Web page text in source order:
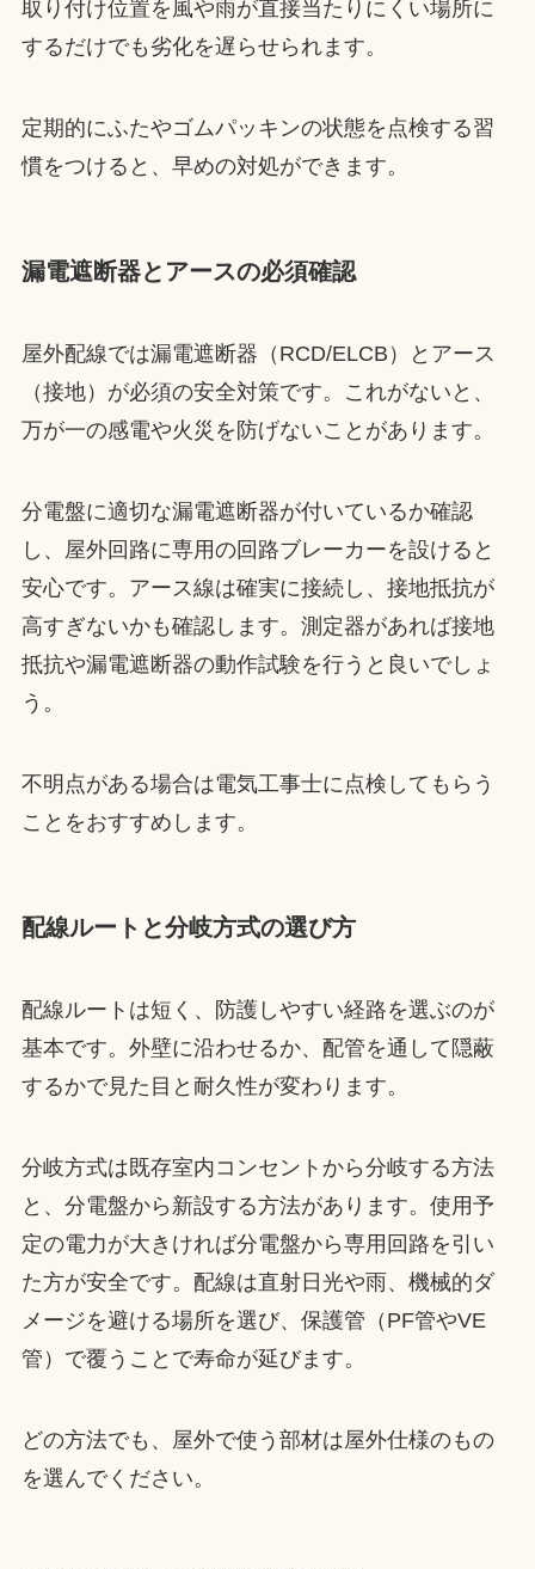
取り付け位置を風や雨が直接当たりにくい場所に
するだけでも劣化を遅らせられます。
定期的にふたやゴムパッキンの状態を点検する習
慣をつけると、早めの対処ができます。
漏電遮断器とアースの必須確認
屋外配線では漏電遮断器（RCD/ELCB）とアース
（接地）が必須の安全対策です。これがないと、
万が一の感電や火災を防げないことがあります。
分電盤に適切な漏電遮断器が付いているか確認
し、屋外回路に専用の回路ブレーカーを設けると
安心です。アース線は確実に接続し、接地抵抗が
高すぎないかも確認します。測定器があれば接地
抵抗や漏電遮断器の動作試験を行うと良いでしょ
う。
不明点がある場合は電気工事士に点検してもらう
ことをおすすめします。
配線ルートと分岐方式の選び方
配線ルートは短く、防護しやすい経路を選ぶのが
基本です。外壁に沿わせるか、配管を通して隠蔽
するかで見た目と耐久性が変わります。
分岐方式は既存室内コンセントから分岐する方法
と、分電盤から新設する方法があります。使用予
定の電力が大きければ分電盤から専用回路を引い
た方が安全です。配線は直射日光や雨、機械的ダ
メージを避ける場所を選び、保護管（PF管やVE
管）で覆うことで寿命が延びます。
どの方法でも、屋外で使う部材は屋外仕様のもの
を選んでください。